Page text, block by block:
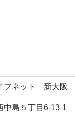
フネット 新大阪
中島５丁目6-13-1